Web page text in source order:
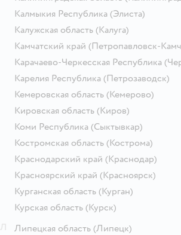
Калмыкия Республика (Элиста)
Калужская область (Калуга)
Камчатский край (Петропавловск-
Карачаево-Черкесская Республика
Карелия Республика (Петрозаводск)
Кемеровская область (Кемерово)
Кировская область (Киров)
Коми Республика (Сыктывкар)
Костромская область (Кострома)
Краснодарский край (Краснодар)
Красноярский край (Красноярск)
Курганская область (Курган)
Курская область (Курск)
Липецкая область (Липецк)